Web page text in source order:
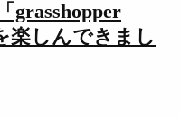
grasshopper
楽しんできまし